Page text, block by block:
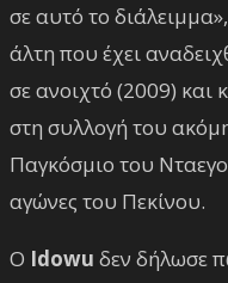
σε αυτό το
άλτη που έχει
σε ανοιχτό (2009) και
στη συλλογή του
Παγκόσμιο του
αγώνες του Πεκίνου.
Ο Idowu δεν δήλωσε